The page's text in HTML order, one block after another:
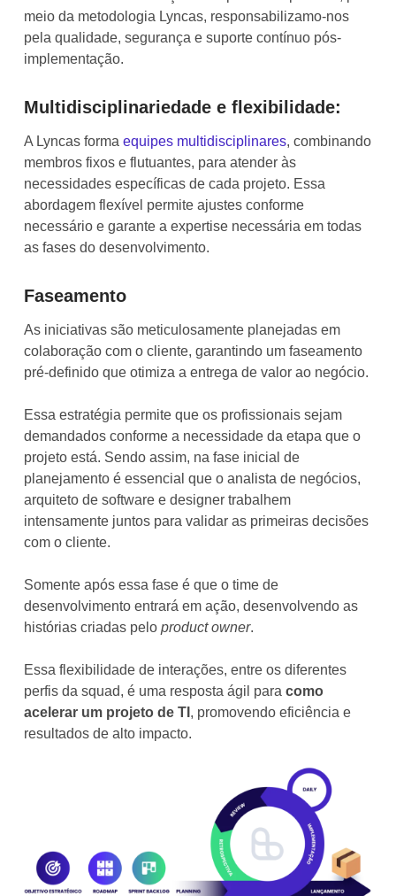
meio da metodologia Lyncas, responsabilizamo-nos
pela qualidade, segurança e suporte contínuo pós-
implementação.
Multidisciplinariedade e flexibilidade:
A Lyncas forma equipes multidisciplinares, combinando
membros fixos e flutuantes, para atender às
necessidades específicas de cada projeto. Essa
abordagem flexível permite ajustes conforme
necessário e garante a expertise necessária em todas
as fases do desenvolvimento.
Faseamento
As iniciativas são meticulosamente planejadas em
colaboração com o cliente, garantindo um faseamento
pré-definido que otimiza a entrega de valor ao negócio.
Essa estratégia permite que os profissionais sejam
demandados conforme a necessidade da etapa que o
projeto está. Sendo assim, na fase inicial de
planejamento é essencial que o analista de negócios,
arquiteto de software e designer trabalhem
intensamente juntos para validar as primeiras decisões
com o cliente.
Somente após essa fase é que o time de
desenvolvimento entrará em ação, desenvolvendo as
histórias criadas pelo product owner.
Essa flexibilidade de interações, entre os diferentes
perfis da squad, é uma resposta ágil para como
acelerar um projeto de TI , promovendo eficiência e
resultados de alto impacto.